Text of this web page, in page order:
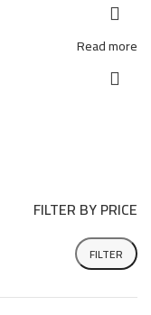
FILTER BY PRICE
FILTER
Read more